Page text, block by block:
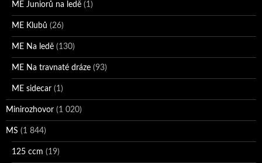
ME Juniorů na ledě (1)
ME Klubů (26)
ME Na ledě (130)
ME Na travnaté dráze (93)
ME sidecar (1)
Minirozhovor (1 020)
MS (1 844)
125 ccm (19)